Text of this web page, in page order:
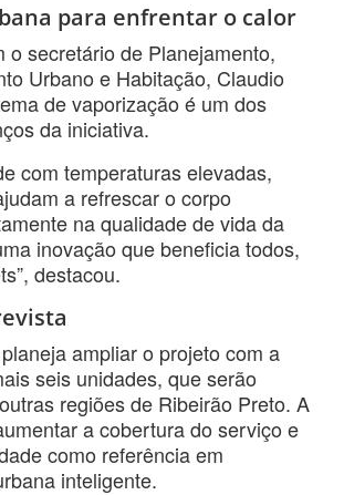
para enfrentar o calor
o secretário de Planejamento,
Urbano e Habitação, Claudio
de vaporização é um dos
da iniciativa.
com temperaturas elevadas,
a refrescar o corpo
na qualidade de vida da
inovação que beneficia todos,
destacou.
ampliar o projeto com a
seis unidades, que serão
regiões de Ribeirão Preto. A
a cobertura do serviço e
como referência em
inteligente.